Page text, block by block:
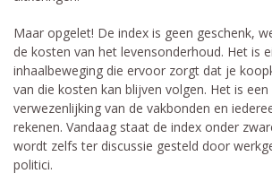
Maar opgelet! De index is geen geschenk,
de kosten van het levensonderhoud. Het is
inhaalbeweging die ervoor zorgt dat je
van die kosten kan blijven volgen. Het is een
verwezenlijking van de vakbonden en
rekenen. Vandaag staat de index onder
wordt zelfs ter discussie gesteld door
politici.